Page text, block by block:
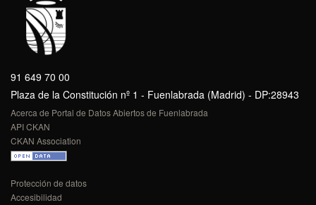
91 649 70 00
Plaza de la Constitución nº 1 - Fuenlabrada (Madrid) - DP:28943
Acerca de Portal de Datos Abiertos de Fuenlabrada
API CKAN
CKAN Association
Protección de datos
Accesibilidad